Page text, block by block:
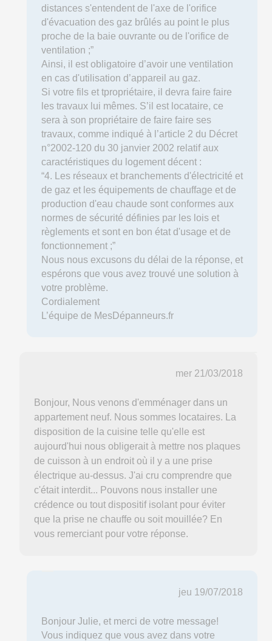
distances s'entendent de l'axe de l'orifice
d'évacuation des gaz brûlés au point le plus
proche de la baie ouvrante ou de l'orifice de
ventilation ;”
Ainsi, il est obligatoire d’avoir une ventilation
en cas d'utilisation d’appareil au gaz.
Si votre fils et tpropriétaire, il devra faire faire
les travaux lui mêmes. S’il est locataire, ce
sera à son propriétaire de faire faire ses
travaux, comme indiqué à l’article 2 du Décret
n°2002-120 du 30 janvier 2002 relatif aux
caractéristiques du logement décent :
“4. Les réseaux et branchements d'électricité et
de gaz et les équipements de chauffage et de
production d'eau chaude sont conformes aux
normes de sécurité définies par les lois et
règlements et sont en bon état d'usage et de
fonctionnement ;”
Nous nous excusons du délai de la réponse, et
espérons que vous avez trouvé une solution à
votre problème.
Cordialement
L’équipe de MesDépanneurs.fr
mer 21/03/2018
Bonjour, Nous venons d'emménager dans un
appartement neuf. Nous sommes locataires. La
disposition de la cuisine telle qu'elle est
aujourd'hui nous obligerait à mettre nos plaques
de cuisson à un endroit où il y a une prise
électrique au-dessus. J'ai cru comprendre que
c'était interdit... Pouvons nous installer une
crédence ou tout dispositif isolant pour éviter
que la prise ne chauffe ou soit mouillée? En
vous remerciant pour votre réponse.
jeu 19/07/2018
Bonjour Julie, et merci de votre message!
Vous indiquez que vous avez dans votre